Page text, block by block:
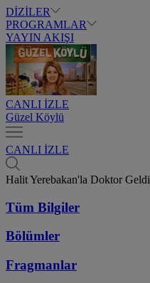
DİZİLER
PROGRAMLAR
YAYIN AKIŞI
CANLI İZLE
Güzel Köylü
CANLI İZLE
Halit Yerebakan'la Doktor Geldi
Tüm Bilgiler
Bölümler
Fragmanlar